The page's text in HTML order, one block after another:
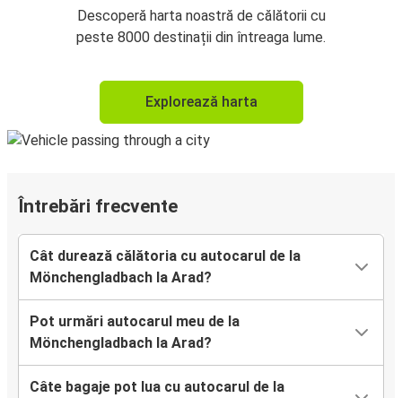
Descoperă harta noastră de călătorii cu
peste 8000 destinații din întreaga lume.
Explorează harta
Întrebări frecvente
Cât durează călătoria cu autocarul de la
Mönchengladbach la Arad?
Pot urmări autocarul meu de la
Mönchengladbach la Arad?
Câte bagaje pot lua cu autocarul de la